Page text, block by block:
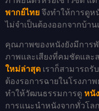
พากย์ไทย จึงทำให้การดูห
ไม่จำเป็นต้องออกจากบ้า
คุณภาพของหนังยังมีการ
ภาพและเสียงที่คมชัดและ
ใหม่ล่าสุด เราก็สามารถรั
ต้องรอการฉายในโรงภา
ทำให้วัฒนธรรมการดู หนั
การแนะนำหนังจากทั่วโล